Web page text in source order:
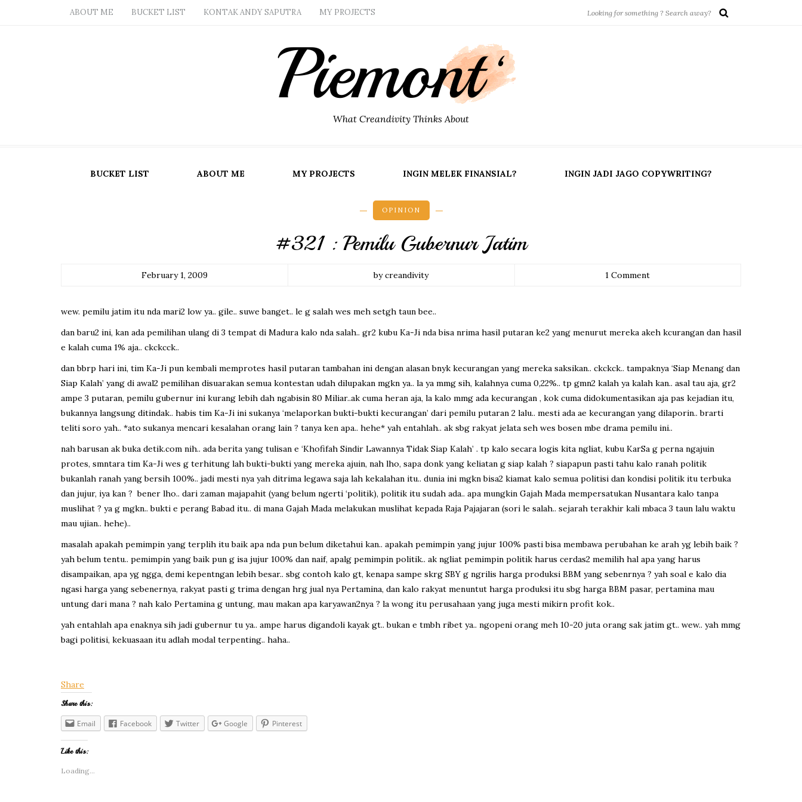
ABOUT ME BUCKET LIST KONTAK ANDY SAPUTRA MY PROJECTS
What Creandivity Thinks About
BUCKET LIST ABOUT ME MY PROJECTS INGIN MELEK FINANSIAL? INGIN JADI JAGO COPYWRITING?
OPINION
#321 : Pemilu Gubernur Jatim
February 1, 2009 by creandivity 1 Comment
wew. pemilu jatim itu nda mari2 low ya.. gile.. suwe banget.. le g salah wes meh setgh taun bee..
dan baru2 ini, kan ada pemilihan ulang di 3 tempat di Madura kalo nda salah.. gr2 kubu Ka-Ji nda bisa nrima hasil putaran ke2 yang menurut mereka akeh kcurangan dan hasil
e kalah cuma 1% aja.. ckckcck..
dan bbrp hari ini, tim Ka-Ji pun kembali memprotes hasil putaran tambahan ini dengan alasan bnyk kecurangan yang mereka saksikan.. ckckck.. tampaknya ‘Siap Menang dan
Siap Kalah’ yang di awal2 pemilihan disuarakan semua kontestan udah dilupakan mgkn ya.. la ya mmg sih, kalahnya cuma 0,22%.. tp gmn2 kalah ya kalah kan.. asal tau aja, gr2
ampe 3 putaran, pemilu gubernur ini kurang lebih dah ngabisin 80 Miliar..ak cuma heran aja, la kalo mmg ada kecurangan , kok cuma didokumentasikan aja pas kejadian itu,
bukannya langsung ditindak.. habis tim Ka-Ji ini sukanya ‘melaporkan bukti-bukti kecurangan’ dari pemilu putaran 2 lalu.. mesti ada ae kecurangan yang dilaporin.. brarti
teliti soro yah.. *ato sukanya mencari kesalahan orang lain ? tanya ken apa.. hehe* yah entahlah.. ak sbg rakyat jelata seh wes bosen mbe drama pemilu ini..
nah barusan ak buka detik.com nih.. ada berita yang tulisan e ‘Khofifah Sindir Lawannya Tidak Siap Kalah’ . tp kalo secara logis kita ngliat, kubu KarSa g perna ngajuin
protes, smntara tim Ka-Ji wes g terhitung lah bukti-bukti yang mereka ajuin, nah lho, sapa donk yang keliatan g siap kalah ? siapapun pasti tahu kalo ranah politik
bukanlah ranah yang bersih 100%.. jadi mesti nya yah ditrima legawa saja lah kekalahan itu.. dunia ini mgkn bisa2 kiamat kalo semua politisi dan kondisi politik itu terbuka
dan jujur, iya kan ? bener lho.. dari zaman majapahit (yang belum ngerti ‘politik), politik itu sudah ada.. apa mungkin Gajah Mada mempersatukan Nusantara kalo tanpa
muslihat ? ya g mgkn.. bukti e perang Babad itu.. di mana Gajah Mada melakukan muslihat kepada Raja Pajajaran (sori le salah.. sejarah terakhir kali mbaca 3 taun lalu waktu
mau ujian.. hehe)..
masalah apakah pemimpin yang terplih itu baik apa nda pun belum diketahui kan.. apakah pemimpin yang jujur 100% pasti bisa membawa perubahan ke arah yg lebih baik ?
yah belum tentu.. pemimpin yang baik pun g isa jujur 100% dan naif, apalg pemimpin politik.. ak ngliat pemimpin politik harus cerdas2 memilih hal apa yang harus
disampaikan, apa yg ngga, demi kepentngan lebih besar.. sbg contoh kalo gt, kenapa sampe skrg SBY g ngrilis harga produksi BBM yang sebenrnya ? yah soal e kalo dia
ngasi harga yang sebenernya, rakyat pasti g trima dengan hrg jual nya Pertamina, dan kalo rakyat menuntut harga produksi itu sbg harga BBM pasar, pertamina mau
untung dari mana ? nah kalo Pertamina g untung, mau makan apa karyawan2nya ? la wong itu perusahaan yang juga mesti mikirn profit kok..
yah entahlah apa enaknya sih jadi gubernur tu ya.. ampe harus digandoli kayak gt.. bukan e tmbh ribet ya.. ngopeni orang meh 10-20 juta orang sak jatim gt.. wew.. yah mmg
bagi politisi, kekuasaan itu adlah modal terpenting.. haha..
Share
Share this:
Email Facebook Twitter Google Pinterest
Like this:
Loading...